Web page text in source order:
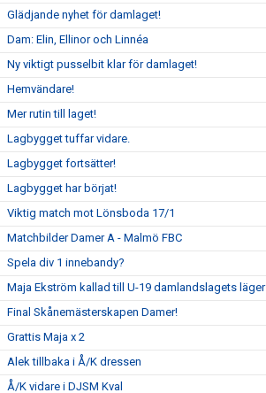
Glädjande nyhet för damlaget!
Dam: Elin, Ellinor och Linnéa
Ny viktigt pusselbit klar för damlaget!
Hemvändare!
Mer rutin till laget!
Lagbygget tuffar vidare.
Lagbygget fortsätter!
Lagbygget har börjat!
Viktig match mot Lönsboda 17/1
Matchbilder Damer A - Malmö FBC
Spela div 1 innebandy?
Maja Ekström kallad till U-19 damlandslagets läger
Final Skånemästerskapen Damer!
Grattis Maja x 2
Alek tillbaka i Å/K dressen
Å/K vidare i DJSM Kval